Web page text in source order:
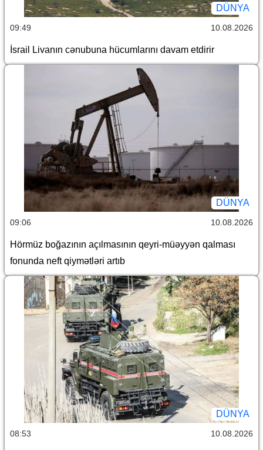
DÜNYA
09:49 10.08.2026
İsrail Livanın cənubuna hücumlarını davam etdirir
DÜNYA
09:06 10.08.2026
Hörmüz boğazının açılmasının qeyri-müəyyən qalması
fonunda neft qiymətləri artıb
DÜNYA
08:53 10.08.2026